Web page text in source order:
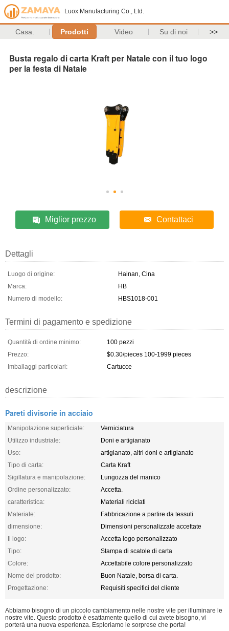
Luox Manufacturing Co., Ltd.
Casa. Prodotti Video Su di noi >>
Busta regalo di carta Kraft per Natale con il tuo logo
per la festa di Natale
Miglior prezzo Contattaci
Dettagli
Luogo di origine:
Hainan, Cina
Marca:
HB
Numero di modello:
HBS1018-001
Termini di pagamento e spedizione
Quantità di ordine minimo:
100 pezzi
Prezzo:
$0.30/pieces 100-1999 pieces
Imballaggi particolari:
Cartucce
descrizione
Pareti divisorie in acciaio
Manipolazione superficiale:
Verniciatura
Utilizzo industriale:
Doni e artigianato
Uso:
artigianato, altri doni e artigianato
Tipo di carta:
Carta Kraft
Sigillatura e manipolazione:
Lungozza del manico
Ordine personalizzato:
Accetta.
caratteristica:
Materiali riciclati
Materiale:
Fabbricazione a partire da tessuti
dimensione:
Dimensioni personalizzate accettate
Il logo:
Accetta logo personalizzato
Tipo:
Stampa di scatole di carta
Colore:
Accettabile colore personalizzato
Nome del prodotto:
Buon Natale, borsa di carta.
Progettazione:
Requisiti specifici del cliente
Abbiamo bisogno di un piccolo cambiamento nelle nostre vite per illuminare le
nostre vite. Questo prodotto è esattamente quello di cui avete bisogno, vi
porterà una nuova esperienza. Esploriamo le sorprese che porta!